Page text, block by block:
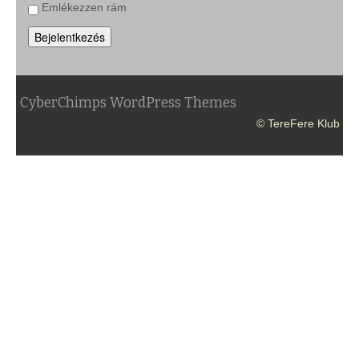
Emlékezzen rám
Bejelentkezés
CyberChimps WordPress Themes
© TereFere Klub